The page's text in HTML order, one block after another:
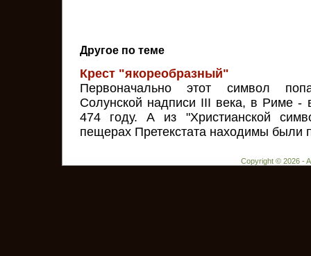
Другое по теме
Крест "якореобразный"
Первоначально этот символ
Солунской надписи III века, в Риме
474 году. А из "Христианской
пещерах Претекстата находимы были
Copyright © 2026 -